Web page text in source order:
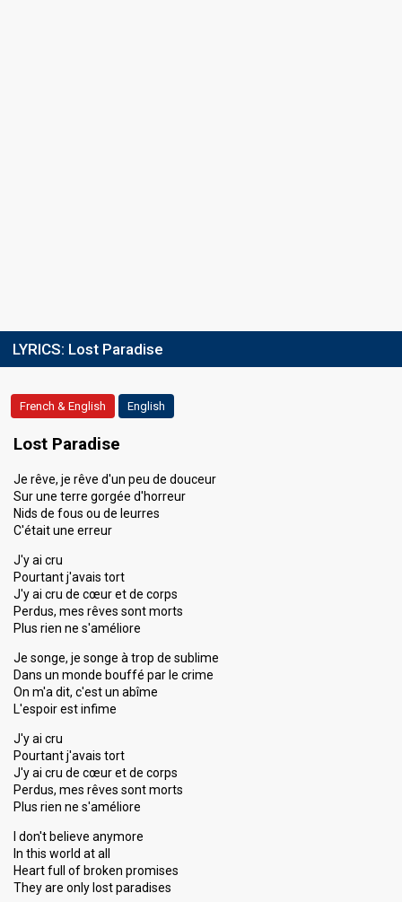
LYRICS: Lost Paradise
French & English English
Lost Paradise
Je rêve, je rêve d'un peu de douceur
Sur une terre gorgée d'horreur
Nids de fous ou de leurres
C'était une erreur
J'y ai cru
Pourtant j'avais tort
J'y ai cru de cœur et de corps
Perdus, mes rêves sont morts
Plus rien ne s'améliore
Je songe, je songe à trop de sublime
Dans un monde bouffé par le crime
On m'a dit, c'est un abîme
L'espoir est infime
J'y ai cru
Pourtant j'avais tort
J'y ai cru de cœur et de corps
Perdus, mes rêves sont morts
Plus rien ne s'améliore
I don't believe anymore
In this world at all
Heart full of broken promises
They are only lost paradises